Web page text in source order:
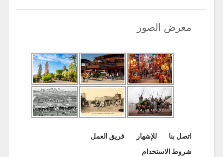
معرض الصور
اتصل بنا للإشهار
فريق العمل
شروط الاستخدام